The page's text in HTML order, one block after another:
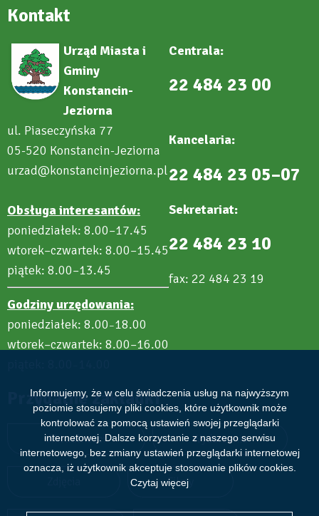
Informujemy, że w celu świadczenia usług na najwyższym
poziomie stosujemy pliki cookies, które użytkownik może
kontrolować za pomocą ustawień swojej przeglądarki
internetowej. Dalsze korzystanie z naszego serwisu
internetowego, bez zmiany ustawień przeglądarki internetowej
oznacza, iż użytkownik akceptuje stosowanie plików cookies.
Czytaj więcej
Kontakt
Urząd Miasta i
Gminy
Konstancin-
Jeziorna
ul. Piaseczyńska 77
05-520 Konstancin-Jeziorna
urzad@konstancinjeziorna.pl
Obsługa interesantów:
poniedziałek: 8.00–17.45
wtorek–czwartek: 8.00–15.45
piątek: 8.00–13.45
Godziny urzędowania:
poniedziałek: 8.00–18.00
wtorek–czwartek: 8.00–16.00
Centrala:
22 484 23 00
Kancelaria:
22 484 23 05–07
Sekretariat:
22 484 23 10
fax: 22 484 23 19
Przydatne zakładki
Aktualności Wydarzenia
Filmy